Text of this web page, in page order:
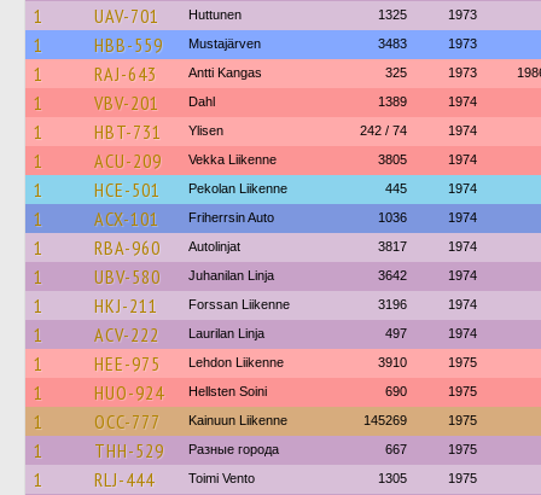
1 UAV-701 Huttunen 1325 1973
1 HBB-559 Mustajärven 3483 1973
1 RAJ-643 Antti Kangas 325 1973
1 VBV-201 Dahl 1389 1974
1 HBT-731 Ylisen 242 / 74 1974
1 ACU-209 Vekka Liikenne 3805 1974
1 HCE-501 Pekolan Liikenne 445 1974
1 ACX-101 Friherrsin Auto 1036 1974
1 RBA-960 Autolinjat 3817 1974
1 UBV-580 Juhanilan Linja 3642 1974
1 HKJ-211 Forssan Liikenne 3196 1974
1 ACV-222 Laurilan Linja 497 1974
1 HEE-975 Lehdon Liikenne 3910 1975
1 HUO-924 Hellsten Soini 690 1975
1 OCC-777 Kainuun Liikenne 145269 1975
1 THH-529 Разные города 667 1975
1 RLJ-444 Toimi Vento 1305 1975